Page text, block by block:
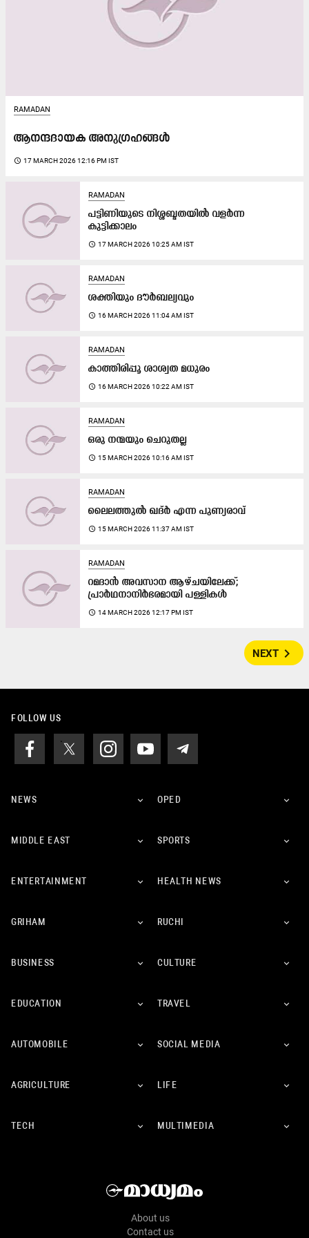
RAMADAN
ആനന്ദദായക അനുഗ്രഹങ്ങൾ
access_time 17 MARCH 2026 12:16 PM IST
RAMADAN
പട്ടിണിയുടെ നിശ്ശബ്ദതയിൽ വളർന്ന
കുട്ടിക്കാലം
access_time 17 MARCH 2026 10:25 AM IST
RAMADAN
ശക്തിയും ദൗർബല്യവും
access_time 16 MARCH 2026 11:04 AM IST
RAMADAN
കാ​ത്തി​രി​പ്പൂ ശാ​ശ്വ​ത മ​ധു​രം
access_time 16 MARCH 2026 10:22 AM IST
RAMADAN
ഒരു നന്മയും ചെറുതല്ല
access_time 15 MARCH 2026 10:16 AM IST
RAMADAN
ലൈലത്തുല്‍ ഖദ്ർ എന്ന പുണ്യരാവ്
access_time 15 MARCH 2026 11:37 AM IST
RAMADAN
റമദാൻ അവസാന ആഴ്ചയിലേക്ക്;
പ്രാർഥനാനിർഭരമായി പള്ളികൾ
access_time 14 MARCH 2026 12:17 PM IST
NEXT navigate_next
FOLLOW US
NEWS OPED
MIDDLE EAST SPORTS
ENTERTAINMENT HEALTH NEWS
GRIHAM RUCHI
BUSINESS CULTURE
EDUCATION TRAVEL
AUTOMOBILE SOCIAL MEDIA
AGRICULTURE LIFE
TECH MULTIMEDIA
About us
Contact us